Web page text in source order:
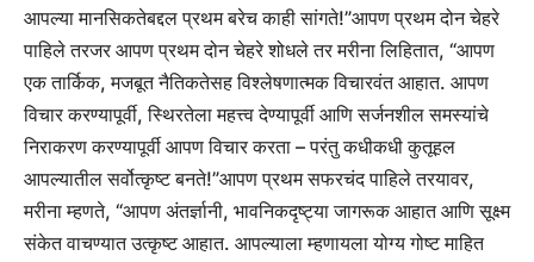
आपल्या मानसिकतेबद्दल प्रथम बरेच काही सांगते!”आपण प्रथम दोन चेहरे
पाहिले तरजर आपण प्रथम दोन चेहरे शोधले तर मरीना लिहितात, “आपण
एक तार्किक, मजबूत नैतिकतेसह विश्लेषणात्मक विचारवंत आहात. आपण
विचार करण्यापूर्वी, स्थिरतेला महत्त्व देण्यापूर्वी आणि सर्जनशील समस्यांचे
निराकरण करण्यापूर्वी आपण विचार करता – परंतु कधीकधी कुतूहल
आपल्यातील सर्वोत्कृष्ट बनते!”आपण प्रथम सफरचंद पाहिले तरयावर,
मरीना म्हणते, “आपण अंतर्ज्ञानी, भावनिकदृष्ट्या जागरूक आहात आणि सूक्ष्म
संकेत वाचण्यात उत्कृष्ट आहात. आपल्याला म्हणायला योग्य गोष्ट माहित